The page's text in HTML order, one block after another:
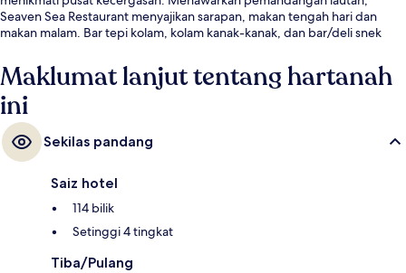
Seaven Sea Restaurant menyajikan sarapan, makan tengah hari dan
makan malam. Bar tepi kolam, kolam kanak-kanak, dan bar/deli snek
Maklumat lanjut tentang hartanah
ini
Sekilas pandang
Saiz hotel
114 bilik
Setinggi 4 tingkat
Tiba/Pulang